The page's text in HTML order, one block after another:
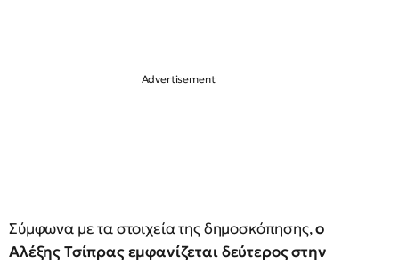
Σύμφωνα με τα στοιχεία της δημοσκόπησης,ο
Αλέξης Τσίπρας εμφανίζεται δεύτερος στην